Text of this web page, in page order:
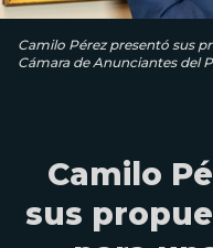
Camilo Pérez presentó sus
Cámara de Anunciantes del
Camilo
sus